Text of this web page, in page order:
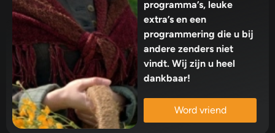
programma’s, leuke
extra’s en een
programmering die u bij
andere zenders niet
vindt. Wij zijn u heel
dankbaar!
Word vriend